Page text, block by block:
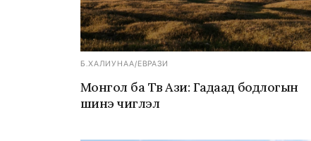
Б.ХАЛИУНАА/ЕВРАЗИ
Монгол ба Төв Ази: Гадаад бодлогын
шинэ чиглэл